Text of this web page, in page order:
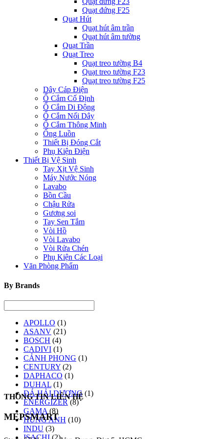
Quạt đứng F25
Quạt Hút
Quạt hút âm trần
Quạt hút âm tường
Quạt Trần
Quạt Treo
Quạt treo tường B4
Quạt treo tường F23
Quạt treo tường F25
Dây Cáp Điện
Ổ Cắm Cố Định
Ổ Cắm Di Động
Ổ Cắm Nối Dây
Ổ Cắm Thông Minh
Ống Luồn
Thiết Bị Đóng Cắt
Phụ Kiện Điện
Thiết Bị Vệ Sinh
Tay Xịt Vệ Sinh
Máy Nước Nóng
Lavabo
Bồn Cầu
Chậu Rửa
Gương soi
Tay Sen Tắm
Vòi Hồ
Vòi Lavabo
Vòi Rửa Chén
Phụ Kiện Các Loại
Văn Phòng Phẩm
By Brands
APOLLO (1)
ASANV (21)
BOSCH (4)
CADIVI (1)
CẢNH PHONG (1)
CENTURY (2)
DAPHACO (1)
DUHAL (1)
ĐÁ HẢI DƯƠNG (1)
ENERGIZER (8)
GAMA (8)
HÙNG ANH (10)
INDU (3)
ISACHI (2)
THÔNG TIN LIÊN HỆ
MEPSMART